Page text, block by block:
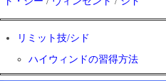
リミット技/シド
ハイウィンドの習得方法